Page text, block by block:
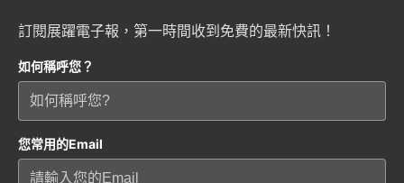
訂閱展躍電子報，第一時間收到免費的最新快訊！
如何稱呼您？
您常用的Email